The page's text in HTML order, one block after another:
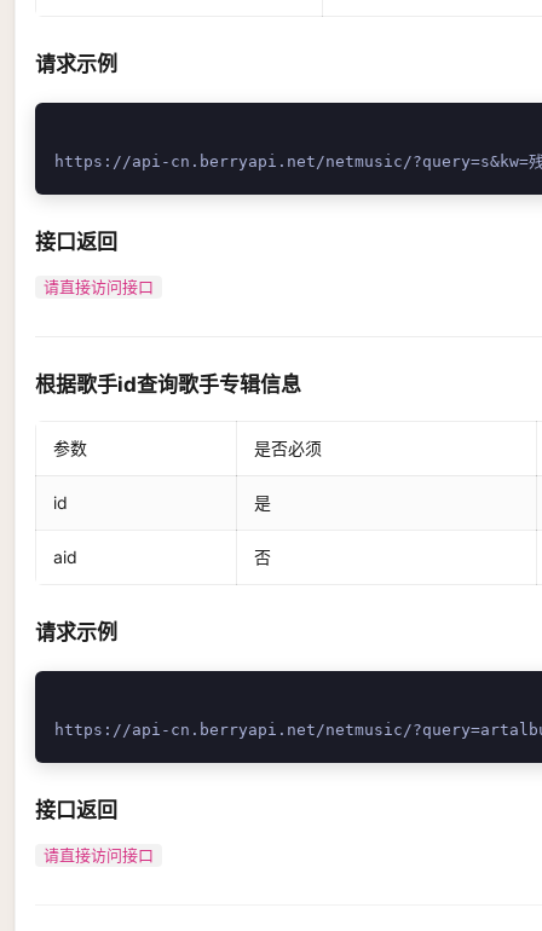
请求示例
接口返回
请直接访问接口
根据歌手id查询歌手专辑信息
参数 是否必须
id 是
aid 否
请求示例
接口返回
请直接访问接口